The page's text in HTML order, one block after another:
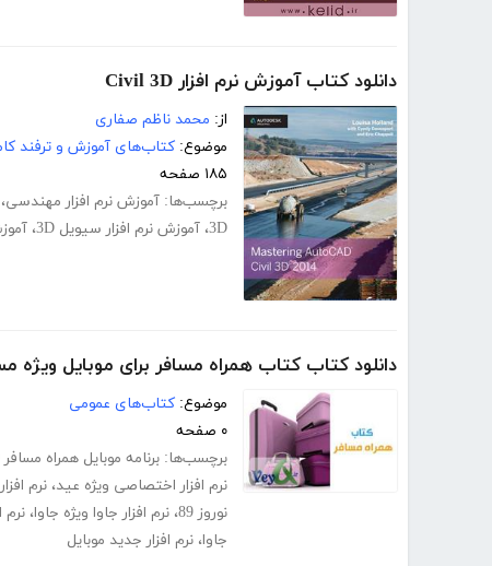
دانلود کتاب آموزش نرم افزار Civil 3D
از: محمد ناظم صفاری
موضوع: کتاب‌های آموزش و ترفند
۱۸۵ صفحه
برچسب‌ها: آموزش نرم افزار مهندسی،
3D، آموزش نرم افزار سیویل 3D ،
دانلود کتاب کتاب همراه مسافر برای موبایل ویژه
موضوع: کتاب‌های عمومی
۰ صفحه
برچسب‌ها: برنامه موبایل همراه مسافر 1389
نرم افزار اختصاصی ویژه عید، نرم
نوروز 89
، نرم افزار جاوا ویژه جاوا، نرم
جاوا، نرم افزار جدید موبایل